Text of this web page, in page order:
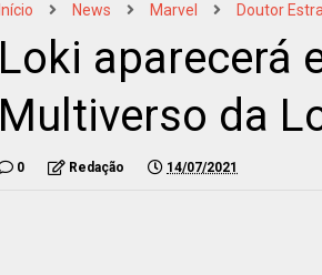
Início News Marvel Doutor
Loki aparecerá
Multiverso da
0 Redação 14/07/2021